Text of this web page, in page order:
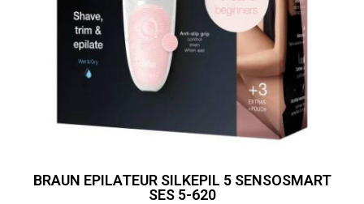
BRAUN EPILATEUR SILKEPIL 5 SENSOSMART
SES 5-620